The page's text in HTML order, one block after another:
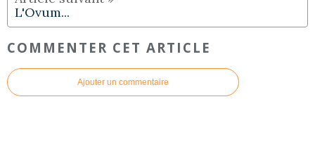
L'Ovum...
COMMENTER CET ARTICLE
Ajouter un commentaire